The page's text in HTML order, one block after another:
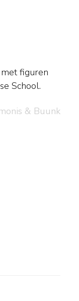
School.
& Buunk